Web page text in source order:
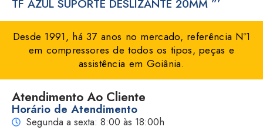
TF AZUL SUPORTE DESLIZANTE 20MM ”’
Desde 1991, há 37 anos no mercado, referência Nº1
em compressores de todos os tipos, peças e
assistência em Goiânia.
Atendimento Ao Cliente
Horário de Atendimento
Segunda a sexta: 8:00 às 18:00h